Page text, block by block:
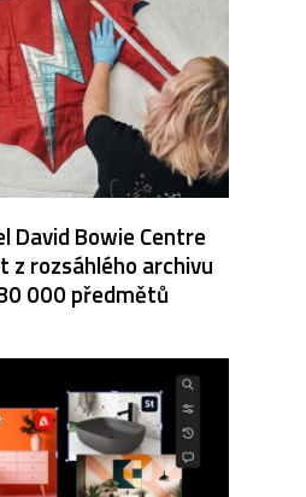
David Bowie Centre
z rozsáhlého archivu
000 předmětů